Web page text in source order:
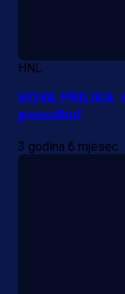
HNL
NOVA
posudbu!
3 godina 6 mjesec